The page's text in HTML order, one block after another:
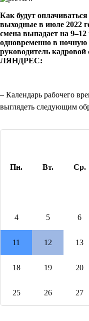
Как будут
выходные в июле 2022
смена выпадает на 9–12
одновременно в ночную
руководитель
ЛЯНДРЕС:
– Календарь рабочего
выглядеть следующим
Пн. Вт. Ср.
4 5 6
11 12 13
18 19 20
25 26 27